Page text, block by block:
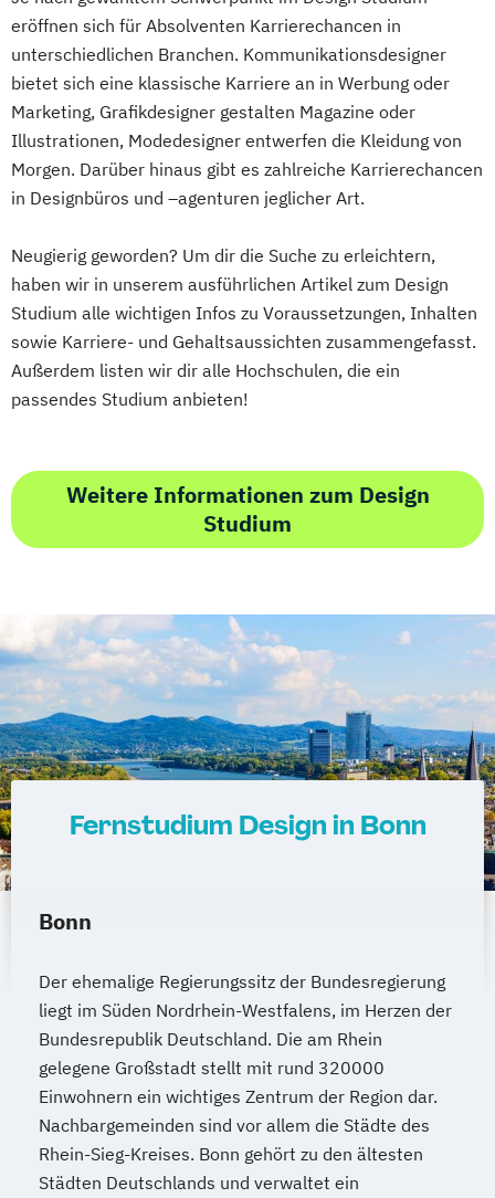
eröffnen sich für Absolventen Karrierechancen in
unterschiedlichen Branchen. Kommunikationsdesigner
bietet sich eine klassische Karriere an in Werbung oder
Marketing, Grafikdesigner gestalten Magazine oder
Illustrationen, Modedesigner entwerfen die Kleidung von
Morgen. Darüber hinaus gibt es zahlreiche Karrierechancen
in Designbüros und –agenturen jeglicher Art.
Neugierig geworden? Um dir die Suche zu erleichtern,
haben wir in unserem ausführlichen Artikel zum Design
Studium alle wichtigen Infos zu Voraussetzungen, Inhalten
sowie Karriere- und Gehaltsaussichten zusammengefasst.
Außerdem listen wir dir alle Hochschulen, die ein
passendes Studium anbieten!
Weitere Informationen zum Design
Studium
Fernstudium Design in Bonn
Bonn
Der ehemalige Regierungssitz der Bundesregierung
liegt im Süden Nordrhein-Westfalens, im Herzen der
Bundesrepublik Deutschland. Die am Rhein
gelegene Großstadt stellt mit rund 320000
Einwohnern ein wichtiges Zentrum der Region dar.
Nachbargemeinden sind vor allem die Städte des
Rhein-Sieg-Kreises. Bonn gehört zu den ältesten
Städten Deutschlands und verwaltet ein